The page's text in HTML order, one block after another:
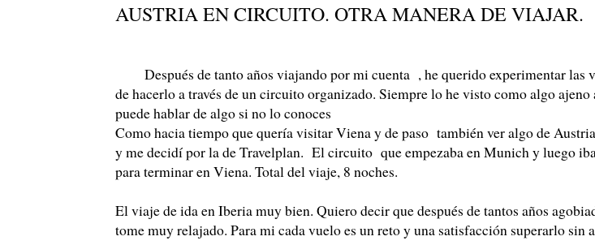
AUSTRIA EN CIRCUITO. OTRA MANERA DE VIAJAR.
Después de tanto años viajando por mi cuenta , he querido experimentar las
de hacerlo a través de un circuito organizado. Siempre lo he visto como algo ajeno
puede hablar de algo si no lo conoces
Como hacia tiempo que quería visitar Viena y de paso también ver algo de
y me decidí por la de Travelplan. El circuito que empezaba en Munich y luego
para terminar en Viena. Total del viaje, 8 noches.
El viaje de ida en Iberia muy bien. Quiero decir que después de tantos años
tome muy relajado. Para mi cada vuelo es un reto y una satisfacción superarlo sin